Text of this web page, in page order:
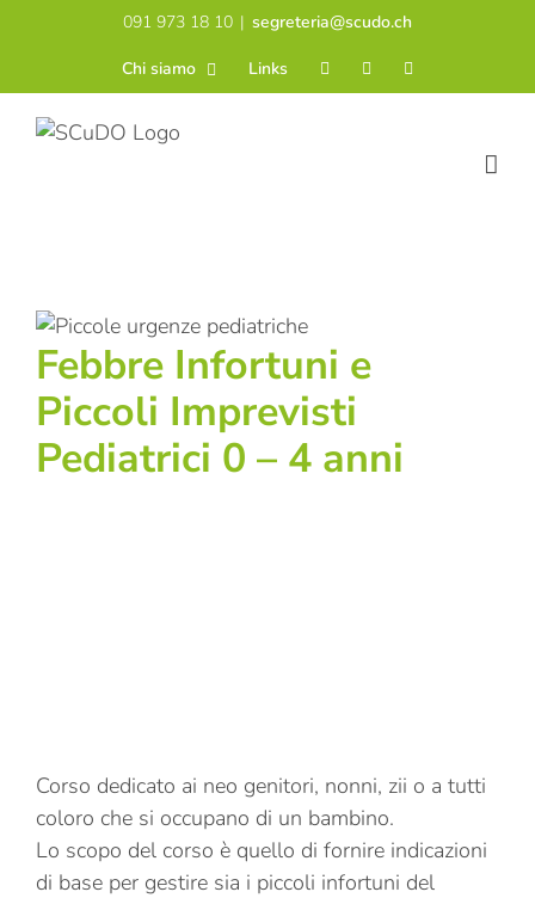
091 973 18 10 | segreteria@scudo.ch
Chi siamo Links
Febbre Infortuni e
Piccoli Imprevisti
Pediatrici 0 – 4 anni
Corso dedicato ai neo genitori, nonni, zii o a tutti
coloro che si occupano di un bambino.
Lo scopo del corso è quello di fornire indicazioni
di base per gestire sia i piccoli infortuni del